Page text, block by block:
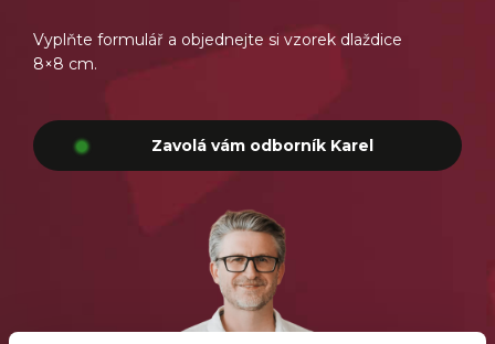
Vyplňte formulář a objednejte si vzorek dlaždice
8×8 cm.
Zavolá vám odborník Karel